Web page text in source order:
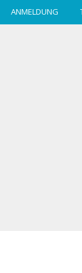
ANMELDUNG